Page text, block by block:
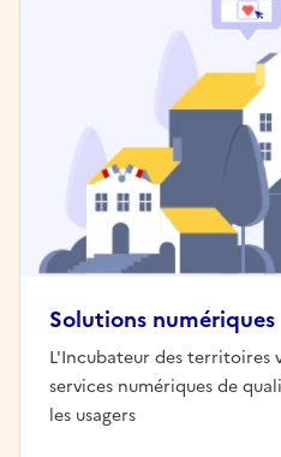
Solutions numériques
L'Incubateur des territoires
services numériques de
les usagers